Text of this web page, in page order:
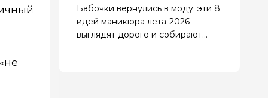
Бабочки вернулись в моду: эти 8
идей маникюра лета-2026
выглядят дорого и собирают